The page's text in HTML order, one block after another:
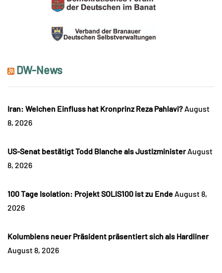
DW-News
Iran: Welchen Einfluss hat Kronprinz Reza Pahlavi? August
8, 2026
US-Senat bestätigt Todd Blanche als Justizminister August
8, 2026
100 Tage Isolation: Projekt SOLIS100 ist zu Ende August 8,
2026
Kolumbiens neuer Präsident präsentiert sich als Hardliner
August 8, 2026